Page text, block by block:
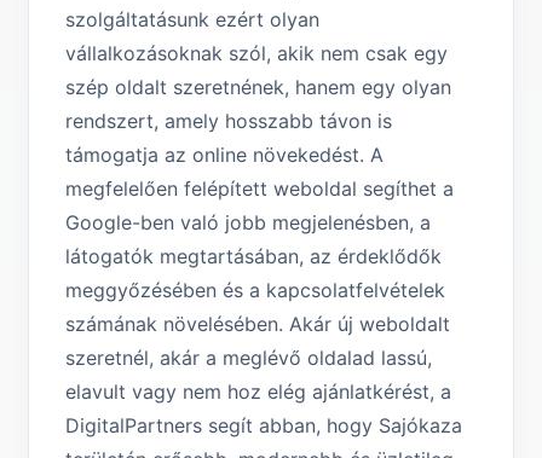
szolgáltatásunk ezért olyan
vállalkozásoknak szól, akik nem csak egy
szép oldalt szeretnének, hanem egy olyan
rendszert, amely hosszabb távon is
támogatja az online növekedést. A
megfelelően felépített weboldal segíthet a
Google-ben való jobb megjelenésben, a
látogatók megtartásában, az érdeklődők
meggyőzésében és a kapcsolatfelvételek
számának növelésében. Akár új weboldalt
szeretnél, akár a meglévő oldalad lassú,
elavult vagy nem hoz elég ajánlatkérést, a
DigitalPartners segít abban, hogy Sajókaza